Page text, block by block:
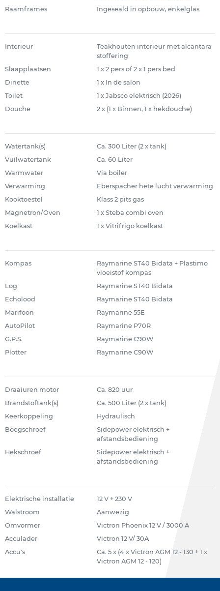
Raamframes
Ingeseald in opbouw, enkelglas
Interieur
Teakhouten interieur met alcantara
stoffering
Slaapplaatsen
1 x 2 pers of 2 x 1 pers bed
Dinette
1 x In de salon
Toilet
1 x Jabsco elektrisch (2026)
Douche
2 x (1 x Binnen, 1 x hekdouche)
Watertank(s)
Ca. 300 Liter (2 x tank)
Vuilwatertank
Ca. 60 Liter
Warmwater
Via boiler
Verwarming
Eberspacher hete lucht verwarming
Kooktoestel
Klass 2 pits gas
Magnetron/Oven
1 x Steba combi oven
Koelkast
1 x Vitrifrigo koelkast
Kompas
Raymarine ST40 Bidata + Plastimo
vloeistof kompas
Log
Raymarine ST40 Bidata
Echolood
Raymarine ST40 Bidata
Marifoon
Raymarine 55E
AutoPilot
Raymarine P70R
G.P.S.
Raymarine C90W
Plotter
Raymarine C90W
Draaiuren motor
Ca. 820 uur
Brandstoftank(s)
Ca. 500 Liter (2 x tank)
Keerkoppeling
Hydraulisch
Boegschroef
Sidepower elektrisch +
afstandsbediening
Hekschroef
Sidepower elektrisch +
afstandsbediening
Elektrische installatie
12 V + 230 V
Walstroom
Aanwezig
Omvormer
Victron Phoenix 12 V / 3000 A
Acculader
Victron 12 V/ 30A
Accu's
Ca. 5 x (4 x Victron AGM 12 - 130 + 1 x
Victron AGM 12 - 120)